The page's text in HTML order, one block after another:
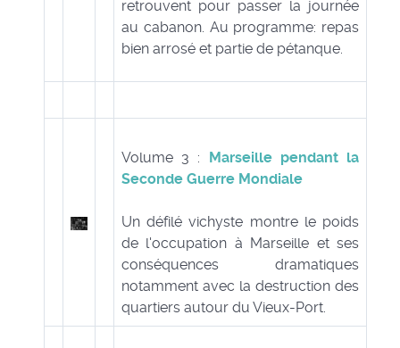
retrouvent pour passer la journée
au cabanon. Au programme: repas
bien arrosé et partie de pétanque.
Volume 3 :
Marseille pendant la
Seconde Guerre Mondiale
Un défilé vichyste montre le poids
de l'occupation à Marseille et ses
conséquences dramatiques
notamment avec la destruction des
quartiers autour du Vieux-Port.